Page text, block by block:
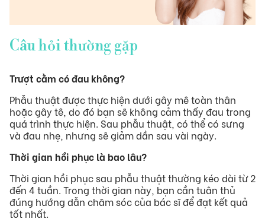
Câu hỏi thường gặp
Trượt cằm có đau không?
Phẫu thuật được thực hiện dưới gây mê toàn thân
hoặc gây tê, do đó bạn sẽ không cảm thấy đau trong
quá trình thực hiện. Sau phẫu thuật, có thể có sưng
và đau nhẹ, nhưng sẽ giảm dần sau vài ngày.
Thời gian hồi phục là bao lâu?
Thời gian hồi phục sau phẫu thuật thường kéo dài từ 2
đến 4 tuần. Trong thời gian này, bạn cần tuân thủ
đúng hướng dẫn chăm sóc của bác sĩ để đạt kết quả
tốt nhất.